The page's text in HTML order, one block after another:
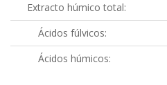
Extracto húmico total:
Ácidos fúlvicos:
Ácidos húmicos: